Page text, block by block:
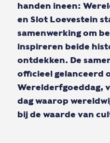
handen ineen:
en Slot Loevestein
samenwerking om
inspireren beide
ontdekken. De
officieel gelanceerd
Werelderfgoeddag,
dag waarop
bij de waarde van